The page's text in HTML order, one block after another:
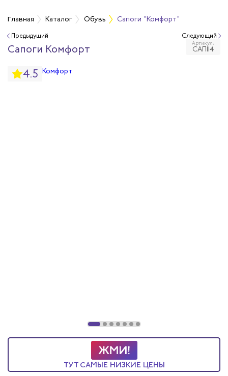
Главная Каталог Обувь Сапоги "Комфорт"
Предыдущий
Сапоги Комфорт Артикул:
САП114
4.5
ТУТ САМЫЕ НИЗКИЕ ЦЕНЫ
Следующий